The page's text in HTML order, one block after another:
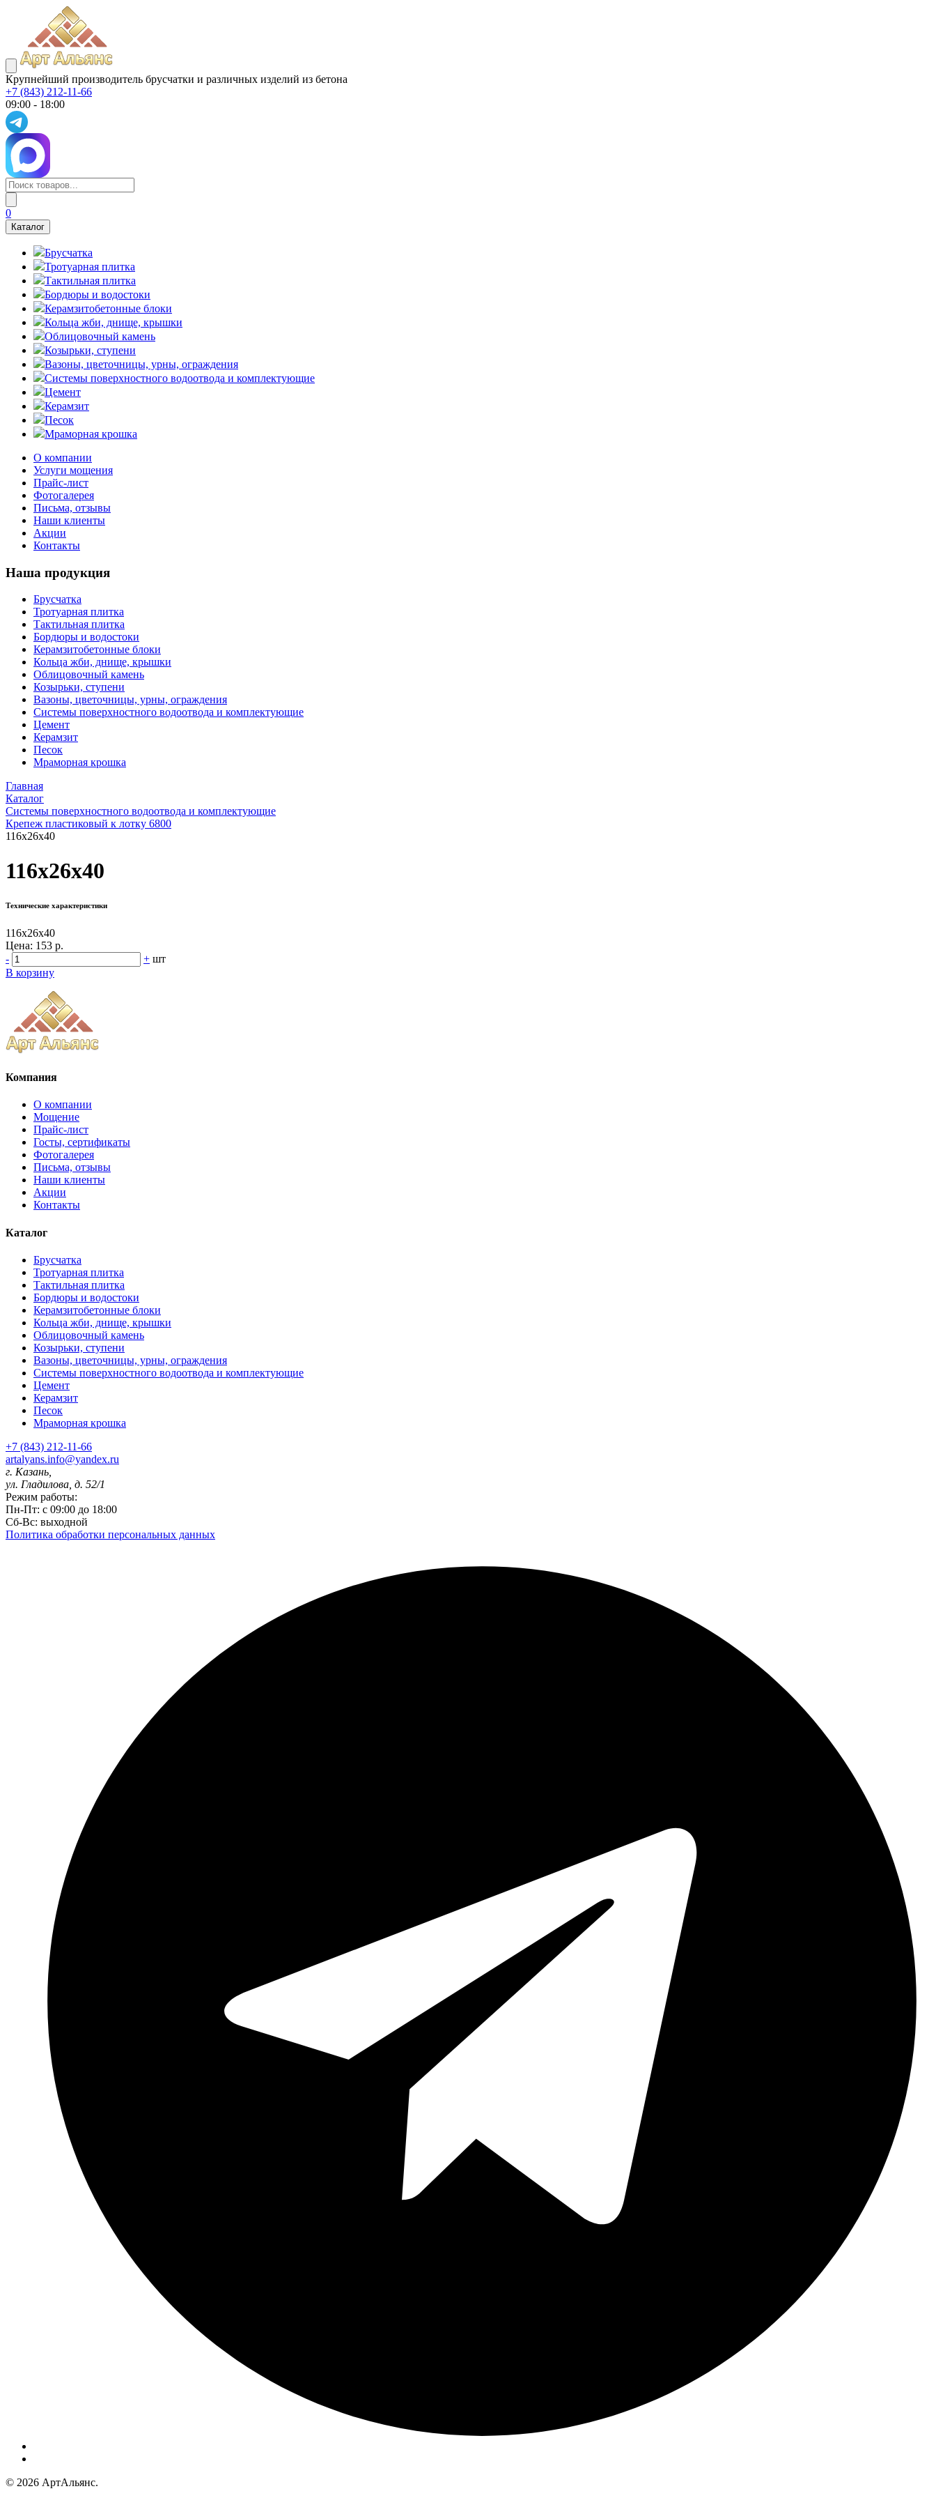
Крупнейший производитель брусчатки и различных изделий из бетона
+7 (843) 212-11-66
09:00 - 18:00
0
Каталог
Брусчатка
Тротуарная плитка
Тактильная плитка
Бордюры и водостоки
Керамзитобетонные блоки
Кольца жби, днище, крышки
Облицовочный камень
Козырьки, ступени
Вазоны, цветочницы, урны, ограждения
Системы поверхностного водоотвода и комплектующие
Цемент
Керамзит
Песок
Мраморная крошка
О компании
Услуги мощения
Прайс-лист
Фотогалерея
Письма, отзывы
Наши клиенты
Акции
Контакты
Наша продукция
Брусчатка
Тротуарная плитка
Тактильная плитка
Бордюры и водостоки
Керамзитобетонные блоки
Кольца жби, днище, крышки
Облицовочный камень
Козырьки, ступени
Вазоны, цветочницы, урны, ограждения
Системы поверхностного водоотвода и комплектующие
Цемент
Керамзит
Песок
Мраморная крошка
Главная
Каталог
Системы поверхностного водоотвода и комплектующие
Крепеж пластиковый к лотку 6800
116x26x40
116x26x40
Технические характеристики
116x26x40
Цена: 153 р.
-
+ шт
В корзину
Компания
О компании
Мощение
Прайс-лист
Госты, сертификаты
Фотогалерея
Письма, отзывы
Наши клиенты
Акции
Контакты
Каталог
Брусчатка
Тротуарная плитка
Тактильная плитка
Бордюры и водостоки
Керамзитобетонные блоки
Кольца жби, днище, крышки
Облицовочный камень
Козырьки, ступени
Вазоны, цветочницы, урны, ограждения
Системы поверхностного водоотвода и комплектующие
Цемент
Керамзит
Песок
Мраморная крошка
+7 (843) 212-11-66
artalyans.info@yandex.ru
г. Казань,
ул. Гладилова, д. 52/1
Режим работы:
Пн-Пт: с 09:00 до 18:00
Сб-Вс: выходной
Политика обработки персональных данных
© 2026 АртАльянс.